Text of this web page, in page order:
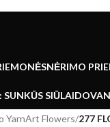
NĖRIMO
SIŪLAI
YarnArt Flowers/277